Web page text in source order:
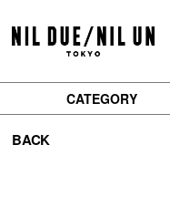
CATEGORY
BACK